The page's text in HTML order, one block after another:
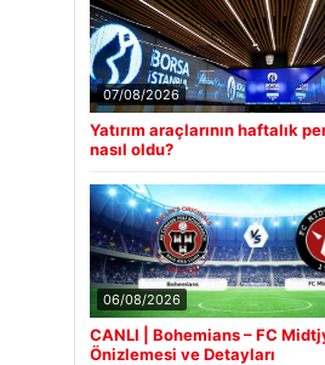
07/08/2026
Yatırım araçlarının haftalık
nasıl oldu?
06/08/2026
CANLI | Bohemians – FC
Önizlemesi ve Detayları